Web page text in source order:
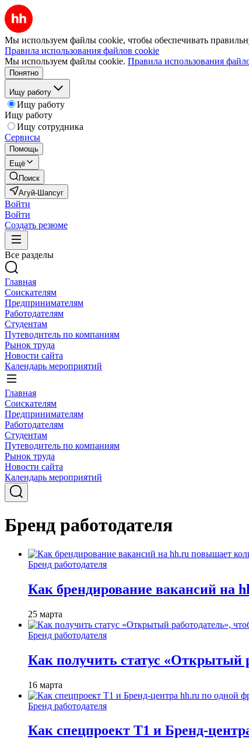
Мы используем файлы cookie, чтобы обеспечивать
Правила использования файлов cookie
Мы используем файлы cookie. Правила использования
Понятно
Ищу работу
Ищу работу
Ищу работу
Ищу сотрудника
Сервисы
Помощь
Ещё
Поиск
Агуй-Шапсуг
Войти
Войти
Создать резюме
Все разделы
Главная
Соискателям
Предпринимателям
Работодателям
Студентам
Путеводитель по компаниям
Рынок труда
Новости сайта
Календарь мероприятий
Главная
Соискателям
Предпринимателям
Работодателям
Студентам
Путеводитель по компаниям
Рынок труда
Новости сайта
Календарь мероприятий
Бренд работодателя
Бренд работодателя
Как брендирование вакансий на
25 марта
Бренд работодателя
Как получить статус «Открытый
16 марта
Бренд работодателя
Как спецпроект T1 и Бренд-